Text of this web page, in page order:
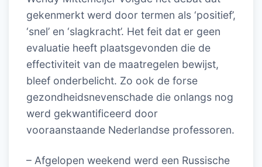
gekenmerkt werd door termen als ‘positief’,
‘snel’ en ‘slagkracht’. Het feit dat er geen
evaluatie heeft plaatsgevonden die de
effectiviteit van de maatregelen bewijst,
bleef onderbelicht. Zo ook de forse
gezondheidsnevenschade die onlangs nog
werd gekwantificeerd door
vooraanstaande Nederlandse professoren.
– Afgelopen weekend werd een Russische